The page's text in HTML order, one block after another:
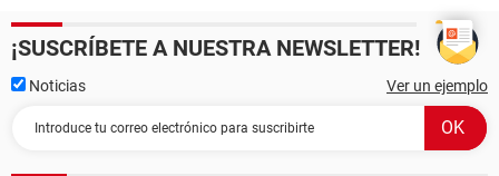
¡SUSCRÍBETE A NUESTRA NEWSLETTER!
Noticias Ver un ejemplo